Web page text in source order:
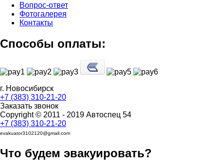
Вопрос-ответ
Фотогалерея
Контакты
Способы оплаты:
г. Новосибирск
+7 (383) 310-21-20
Заказать звонок
Copyright © 2011 - 2019 Автоспец 54
+7 (383) 310-21-20
evakuator3102120@gmail.com
Что будем эвакуировать?